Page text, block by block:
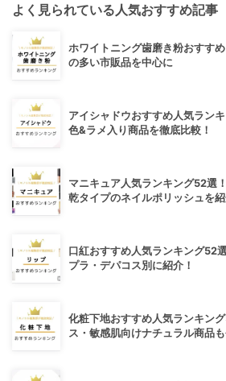
よく見られている人気おすすめ記事
ホワイトニング歯磨き粉おすす
の多い市販品を中心に
アイシャドウおすすめ人気ラン
色&ラメ入り商品を徹底比較！
マニキュア人気ランキング52選
乾タイプのネイルポリッシュを紹
口紅おすすめ人気ランキング52
プラ・デパコス別に紹介！
化粧下地おすすめ人気ランキン
ス・敏感肌向けナチュラル商品も